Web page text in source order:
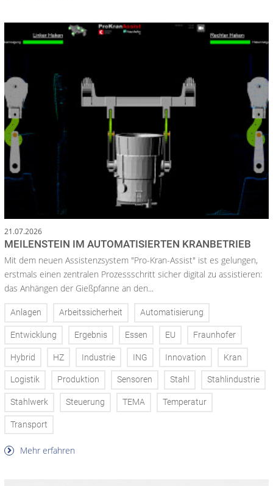
21.07.2026
MEILENSTEIN IM AUTOMATISIERTEN KRANBETRIEB
Mit dem neuen Assistenzsystem "Pro-Kran-Assist" ist es gelungen,
erstmals einen zentralen Prozessschritt sicher digital zu assistieren:
das Anhängen der Gießpfanne an den...
Anlagen Arbeitssicherheit Automatisierung
Entwicklung Ergebnis Essen EU Fraunhofer
Hybrid HZ Industrie ING Innovation Kran
Logistik Produktion Sensoren Stahl Stahlindustrie
Stahlwerk Steuerung TEMA Temperatur
Transport
Mehr erfahren